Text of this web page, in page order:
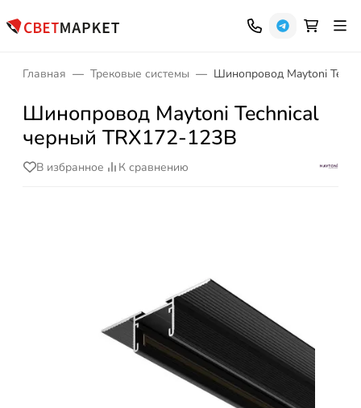
Главная Трековые системы Шинопровод Maytoni
Шинопровод Maytoni Technical
черный TRX172-123B
В избранное К сравнению